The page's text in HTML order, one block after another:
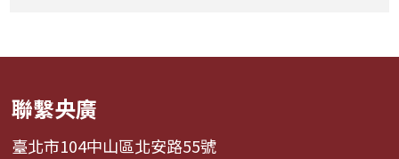
聯繫央廣
臺北市104中山區北安路55號